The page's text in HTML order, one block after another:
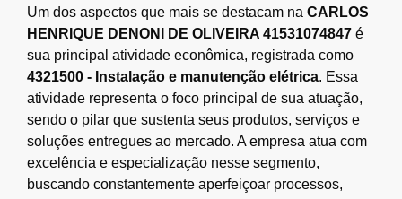
Um dos aspectos que mais se destacam na CARLOS
HENRIQUE DENONI DE OLIVEIRA 41531074847 é
sua principal atividade econômica, registrada como
4321500 - Instalação e manutenção elétrica. Essa
atividade representa o foco principal de sua atuação,
sendo o pilar que sustenta seus produtos, serviços e
soluções entregues ao mercado. A empresa atua com
excelência e especialização nesse segmento,
buscando constantemente aperfeiçoar processos,